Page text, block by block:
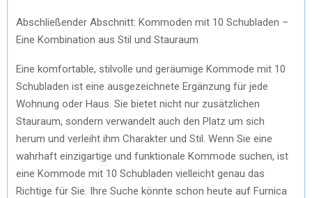
Abschließender Abschnitt: Kommoden mit 10 Schubladen –
Eine Kombination aus Stil und Stauraum
Eine komfortable, stilvolle und geräumige Kommode mit 10
Schubladen ist eine ausgezeichnete Ergänzung für jede
Wohnung oder Haus. Sie bietet nicht nur zusätzlichen
Stauraum, sondern verwandelt auch den Platz um sich
herum und verleiht ihm Charakter und Stil. Wenn Sie eine
wahrhaft einzigartige und funktionale Kommode suchen, ist
eine Kommode mit 10 Schubladen vielleicht genau das
Richtige für Sie. Ihre Suche könnte schon heute auf Furnica